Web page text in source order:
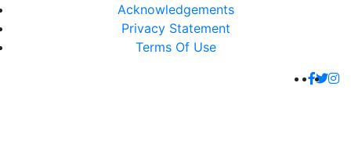
Acknowledgements
Privacy Statement
Terms Of Use